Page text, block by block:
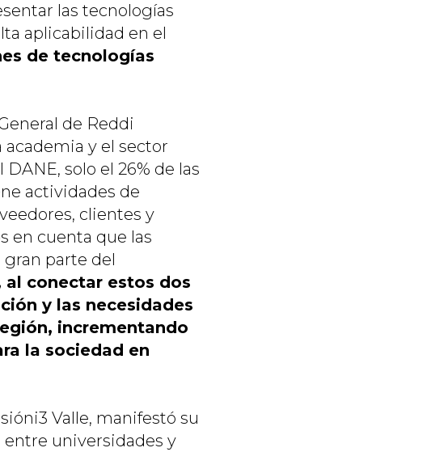
las tecnologías
aplicabilidad en el
de tecnologías
de Reddi
academia y el sector
solo el 26% de las
actividades de
clientes y
en cuenta que las
parte del
al conectar estos dos
y las necesidades
incrementando
la sociedad en
Valle, manifestó su
entre universidades y